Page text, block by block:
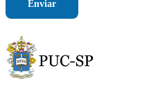
Enviar